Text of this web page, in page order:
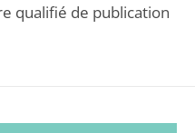
qualifié de publication